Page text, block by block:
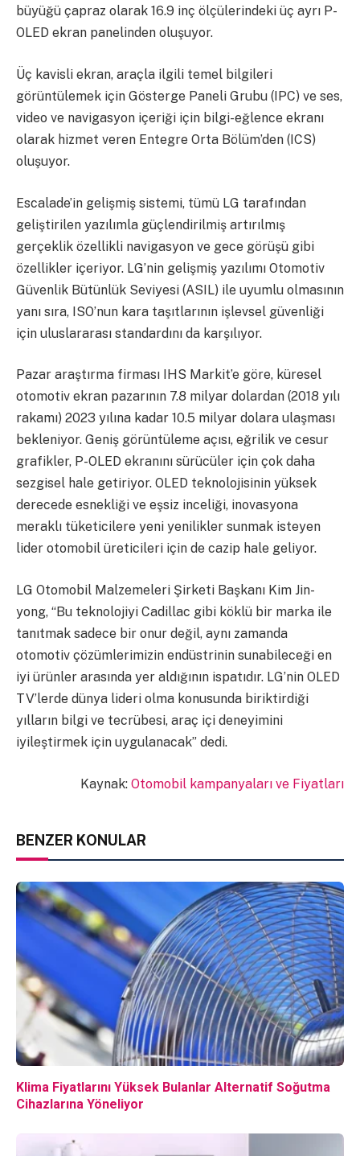
büyüğü çapraz olarak 16.9 inç ölçülerindeki üç ayrı P-
OLED ekran panelinden oluşuyor.
Üç kavisli ekran, araçla ilgili temel bilgileri
görüntülemek için Gösterge Paneli Grubu (IPC) ve ses,
video ve navigasyon içeriği için bilgi-eğlence ekranı
olarak hizmet veren Entegre Orta Bölüm’den (ICS)
oluşuyor.
Escalade’in gelişmiş sistemi, tümü LG tarafından
geliştirilen yazılımla güçlendirilmiş artırılmış
gerçeklik özellikli navigasyon ve gece görüşü gibi
özellikler içeriyor. LG’nin gelişmiş yazılımı Otomotiv
Güvenlik Bütünlük Seviyesi (ASIL) ile uyumlu olmasının
yanı sıra, ISO’nun kara taşıtlarının işlevsel güvenliği
için uluslararası standardını da karşılıyor.
Pazar araştırma firması IHS Markit’e göre, küresel
otomotiv ekran pazarının 7.8 milyar dolardan (2018 yılı
rakamı) 2023 yılına kadar 10.5 milyar dolara ulaşması
bekleniyor. Geniş görüntüleme açısı, eğrilik ve cesur
grafikler, P-OLED ekranını sürücüler için çok daha
sezgisel hale getiriyor. OLED teknolojisinin yüksek
derecede esnekliği ve eşsiz inceliği, inovasyona
meraklı tüketicilere yeni yenilikler sunmak isteyen
lider otomobil üreticileri için de cazip hale geliyor.
LG Otomobil Malzemeleri Şirketi Başkanı Kim Jin-
yong, “Bu teknolojiyi Cadillac gibi köklü bir marka ile
tanıtmak sadece bir onur değil, aynı zamanda
otomotiv çözümlerimizin endüstrinin sunabileceği en
iyi ürünler arasında yer aldığının ispatıdır. LG’nin OLED
TV’lerde dünya lideri olma konusunda biriktirdiği
yılların bilgi ve tecrübesi, araç içi deneyimini
iyileştirmek için uygulanacak” dedi.
Kaynak: Otomobil kampanyaları ve Fiyatları
BENZER KONULAR
Klima Fiyatlarını Yüksek Bulanlar Alternatif Soğutma
Cihazlarına Yöneliyor